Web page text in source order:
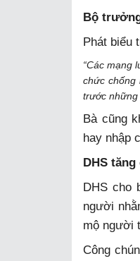
Bộ
Phát biểu
“Các mạng
chức chống
trước những
Bà cũng
hay nhập
DHS
DHS cho
người
mộ người
Công